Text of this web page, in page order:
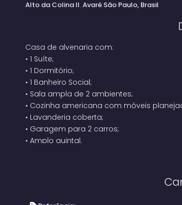
Alto da Colina II Avaré São Paulo, Brasil
Casa de alvenaria com:
• 1 Suíte;
• 1 Dormitório;
• 1 Banheiro Social;
• Sala ampla de 2 ambientes;
• Cozinha americana com móveis
• Lavanderia coberta;
• Garagem para 2 carros;
• Amplo quintal.
Nos fundos, lavanderia, lavabo e área
elétricas e hidráulicas estão funcionando).